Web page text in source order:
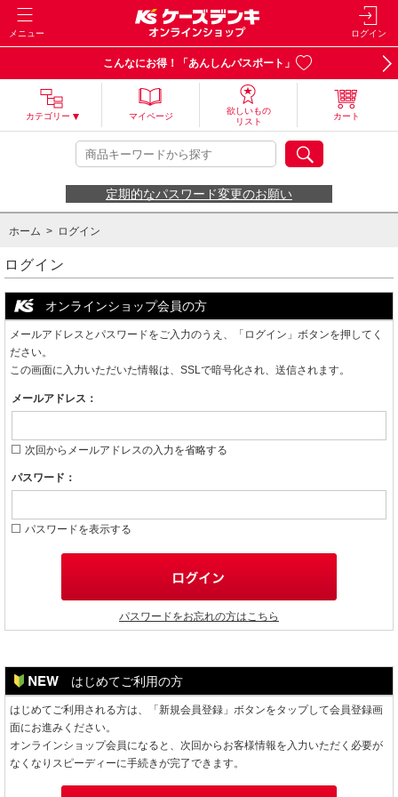
メニュー ログイン
こんなにお得！「あんしんパスポート」
カテゴリー マイページ
欲しいもの
リスト
カート
定期的なパスワード変更のお願い
ホーム > ログイン
ログイン
オンラインショップ会員の方
メールアドレスとパスワードをご入力のうえ、「ログイン」ボタンを押してく
ださい。
この画面に入力いただいた情報は、SSLで暗号化され、送信されます。
メールアドレス：
次回からメールアドレスの入力を省略する
パスワード：
パスワードを表示する
パスワードをお忘れの方はこちら
はじめてご利用の方
はじめてご利用される方は、「新規会員登録」ボタンをタップして会員登録画
面にお進みください。
オンラインショップ会員になると、次回からお客様情報を入力いただく必要が
なくなりスピーディーに手続きが完了できます。